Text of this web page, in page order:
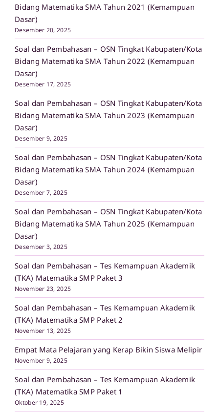
Bidang Matematika SMA Tahun 2021 (Kemampuan
Dasar)
Desember 20, 2025
Soal dan Pembahasan – OSN Tingkat Kabupaten/Kota
Bidang Matematika SMA Tahun 2022 (Kemampuan
Dasar)
Desember 17, 2025
Soal dan Pembahasan – OSN Tingkat Kabupaten/Kota
Bidang Matematika SMA Tahun 2023 (Kemampuan
Dasar)
Desember 9, 2025
Soal dan Pembahasan – OSN Tingkat Kabupaten/Kota
Bidang Matematika SMA Tahun 2024 (Kemampuan
Dasar)
Desember 7, 2025
Soal dan Pembahasan – OSN Tingkat Kabupaten/Kota
Bidang Matematika SMA Tahun 2025 (Kemampuan
Dasar)
Desember 3, 2025
Soal dan Pembahasan – Tes Kemampuan Akademik
(TKA) Matematika SMP Paket 3
November 23, 2025
Soal dan Pembahasan – Tes Kemampuan Akademik
(TKA) Matematika SMP Paket 2
November 13, 2025
Empat Mata Pelajaran yang Kerap Bikin Siswa Melipir
November 9, 2025
Soal dan Pembahasan – Tes Kemampuan Akademik
(TKA) Matematika SMP Paket 1
Oktober 19, 2025